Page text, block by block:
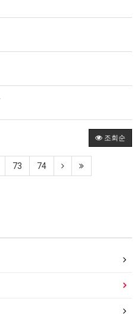
조회순
73 74